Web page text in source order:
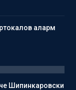
аларм
Шипинкаровски